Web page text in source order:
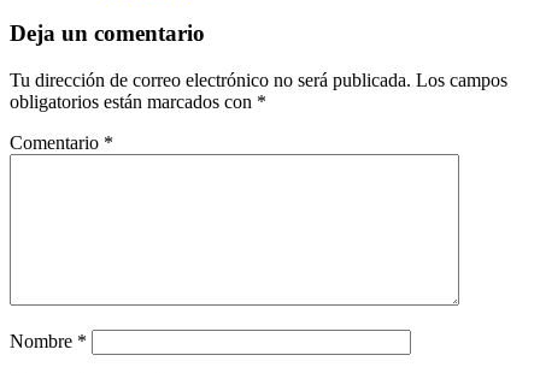
Deja un comentario
Tu dirección de correo electrónico no será publicada. Los campos
obligatorios están marcados con *
Comentario *
Nombre *